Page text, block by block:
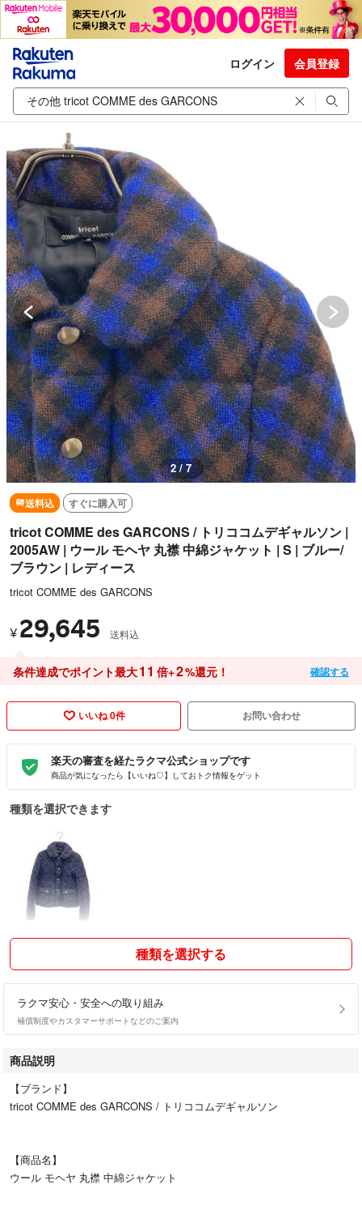
ログイン 会員登録
2 / 7
送料込 すぐに購入可
tricot COMME des GARCONS / トリココムデギャルソン |
2005AW | ウール モヘヤ 丸襟 中綿ジャケット | S | ブルー/
ブラウン | レディース
tricot COMME des GARCONS
¥ 29,645 送料込
条件達成でポイント最大11 倍+2%還元！ 確認する
いいね 0件 お問い合わせ
楽天の審査を経たラクマ公式ショップです
商品が気になったら【いいね♡】しておトク情報をゲット
種類を選択できます
種類を選択する
ラクマ安心・安全への取り組み
補償制度やカスタマーサポートなどのご案内
商品説明
【ブランド】
tricot COMME des GARCONS / トリココムデギャルソン
【商品名】
ウール モヘヤ 丸襟 中綿ジャケット